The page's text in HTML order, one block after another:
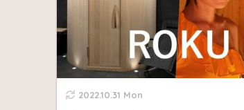
2022.10.31 Mon